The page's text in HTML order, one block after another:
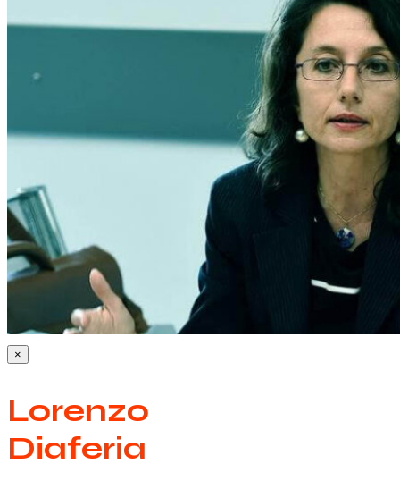
×
Lorenzo
Diaferia